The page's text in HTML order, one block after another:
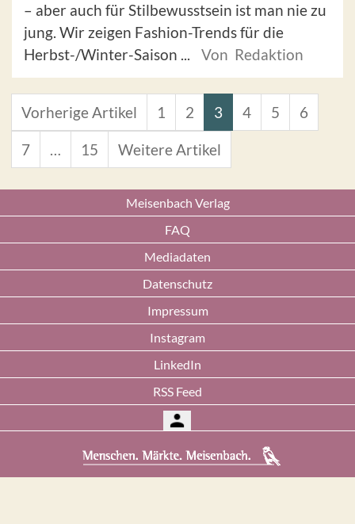
– aber auch für Stilbewusstsein ist man nie zu
jung. Wir zeigen Fashion-Trends für die
Herbst-/Winter-Saison ...
Von Redaktion
Vorherige Artikel 1 2 3 4 5 6
7 … 15 Weitere Artikel
Meisenbach Verlag
FAQ
Mediadaten
Datenschutz
Impressum
Instagram
LinkedIn
RSS Feed